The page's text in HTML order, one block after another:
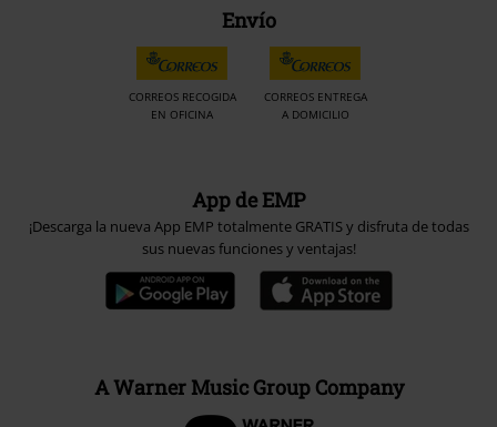
Envío
CORREOS RECOGIDA
EN OFICINA
CORREOS ENTREGA
A DOMICILIO
App de EMP
¡Descarga la nueva App EMP totalmente GRATIS y disfruta de todas
sus nuevas funciones y ventajas!
A Warner Music Group Company